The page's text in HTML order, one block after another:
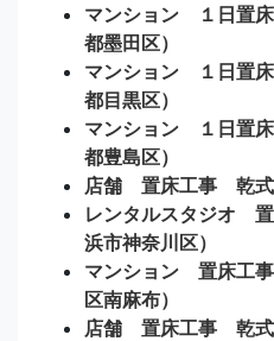
マンション １日置
都墨田区）
マンション １日置
都目黒区）
マンション １日置
都豊島区）
店舗 置床工事 乾式
レンタルスタジオ
浜市神奈川区）
マンション 置床工
区南麻布）
店舗 置床工事 乾式